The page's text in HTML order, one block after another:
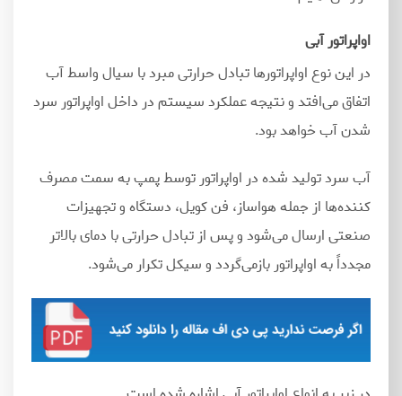
اواپراتور آبی
در این نوع اواپراتورها تبادل حرارتی مبرد با سیال واسط آب
اتفاق میافتد و نتیجه عملکرد سیستم در داخل اواپراتور سرد
شدن آب خواهد بود.
آب سرد تولید شده در اواپراتور توسط پمپ به سمت مصرف
کنندهها از جمله هواساز، فن کویل، دستگاه و تجهیزات
صنعتی ارسال میشود و پس از تبادل حرارتی با دمای بالاتر
مجدداً به اواپراتور بازمیگردد و سیکل تکرار میشود.